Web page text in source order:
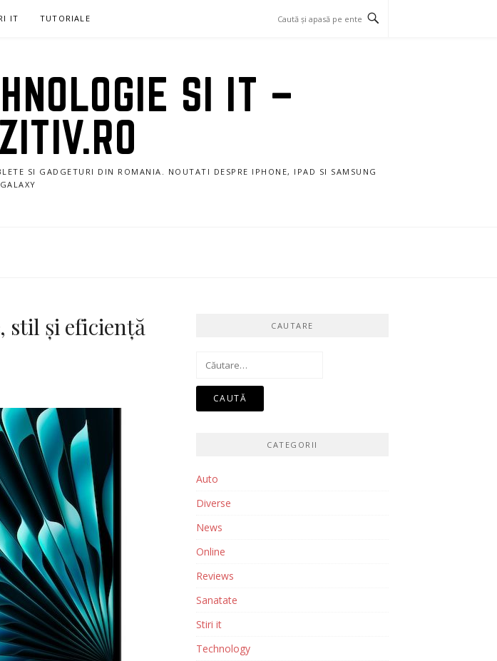
IT TUTORIALE
SI IT –
SI GADGETURI DIN ROMANIA. NOUTATI DESPRE IPHONE, IPAD SI SAMSUNG
GALAXY
stil și eficiență
CAUTARE
Caută
CATEGORII
Auto
Diverse
News
Online
Reviews
Sanatate
Stiri it
Technology